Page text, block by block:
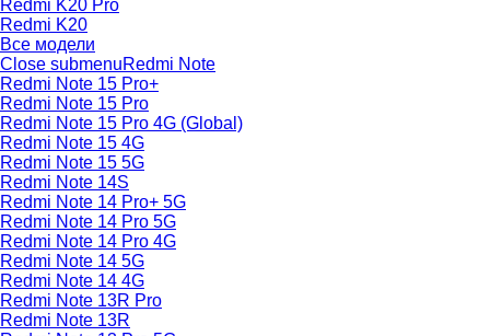
Redmi K20 Pro
Redmi K20
Все модели
Close submenuRedmi Note
Redmi Note 15 Pro+
Redmi Note 15 Pro
Redmi Note 15 Pro 4G (Global)
Redmi Note 15 4G
Redmi Note 15 5G
Redmi Note 14S
Redmi Note 14 Pro+ 5G
Redmi Note 14 Pro 5G
Redmi Note 14 Pro 4G
Redmi Note 14 5G
Redmi Note 14 4G
Redmi Note 13R Pro
Redmi Note 13R